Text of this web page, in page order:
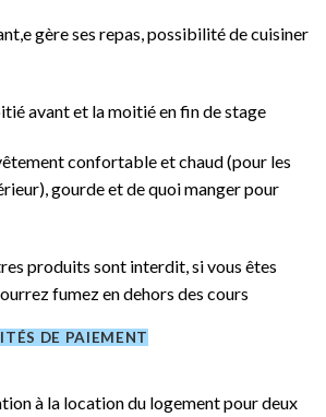
gère ses repas, possibilité de cuisiner
avant et la moitié en fin de stage
confortable et chaud (pour les
gourde et de quoi manger pour
produits sont interdit, si vous êtes
fumez en dehors des cours
DE PAIEMENT
à la location du logement pour deux